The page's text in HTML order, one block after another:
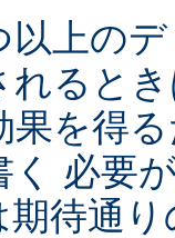
以上の
れると
果を得
く 必要
待通